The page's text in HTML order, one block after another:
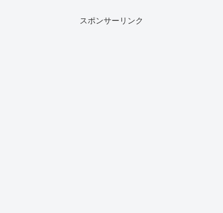
スポンサーリンク